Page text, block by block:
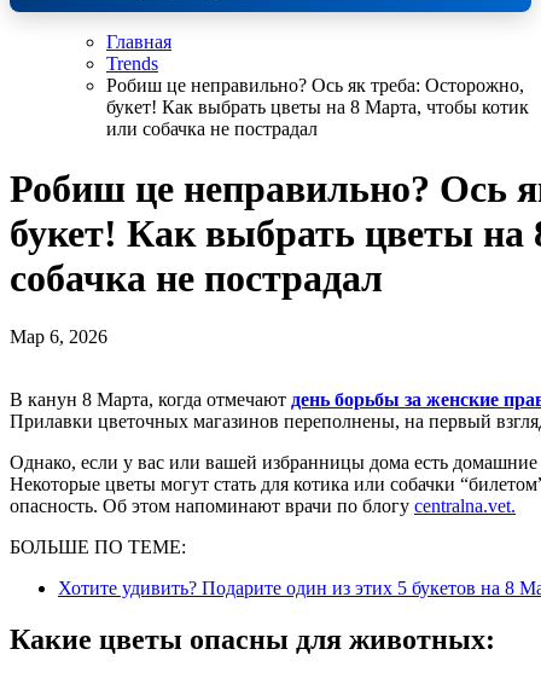
Главная
Trends
Робиш це неправильно? Ось як треба: Осторожно,
букет! Как выбрать цветы на 8 Марта, чтобы котик
или собачка не пострадал
Робиш це неправильно? Ось
букет! Как выбрать цветы
собачка не пострадал
Мар 6, 2026
В канун 8 Марта, когда отмечают день борьбы за женские
Прилавки цветочных магазинов переполнены, на первый
Однако, если у вас или вашей избранницы дома есть
Некоторые цветы могут стать для котика или собачки
опасность. Об этом напоминают врачи по блогу centralna.vet.
БОЛЬШЕ ПО ТЕМЕ:
Хотите удивить? Подарите один из этих 5 букетов на 8
Какие цветы опасны для животных: